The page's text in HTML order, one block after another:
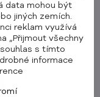
data mohou být
jiných zemích.
reklam využívá
„Přijmout všechny
s tímto
informace